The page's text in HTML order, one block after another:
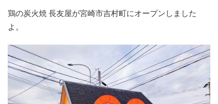
鶏の炭火焼 長友屋が宮崎市吉村町にオープンしました
よ。